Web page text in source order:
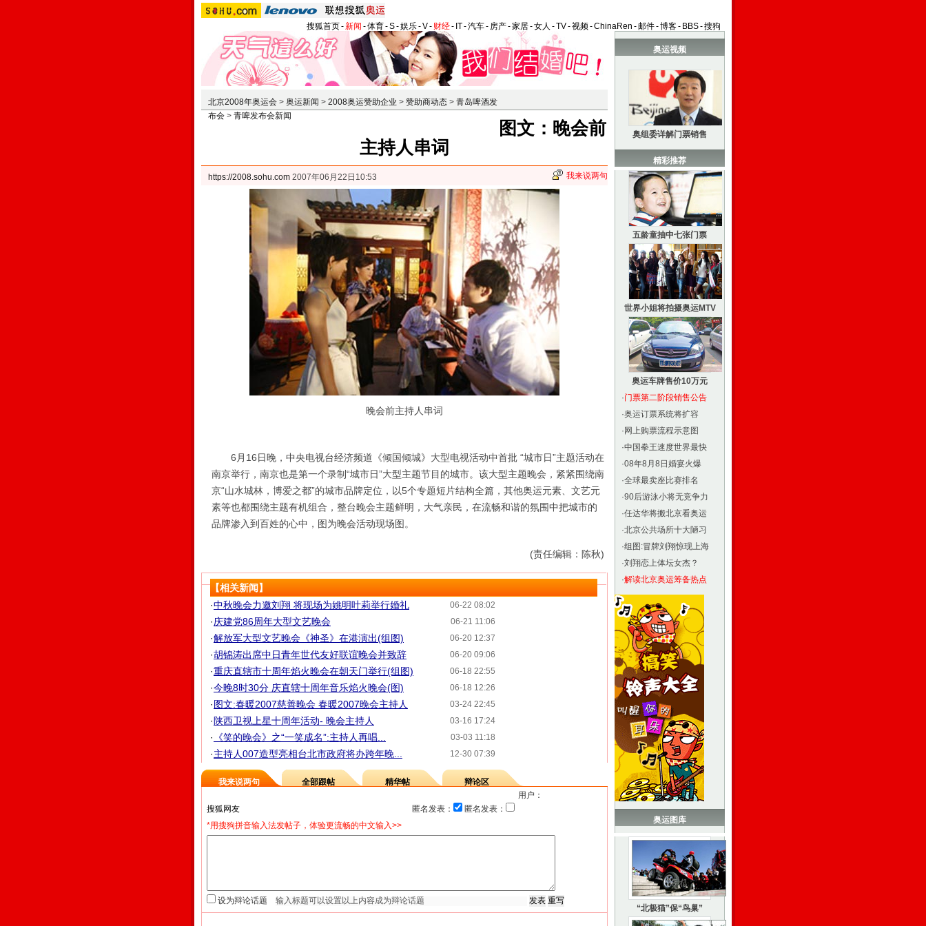
搜狐首页-新闻 -体育-S-娱乐-V- 财经- IT-汽车- 房产-家居-女人 -TV-视频-ChinaRen -邮件-博客- BBS-搜狗
北京2008年奥运会 > 奥运新闻 > 2008奥运赞助企业 > 赞助商动态 > 青岛啤酒发
布会 > 青啤发布会新闻
图文：晚会前
主持人串词
https://2008.sohu.com 2007年06月22日10:53 我来说两句
晚会前主持人串词
6月16日晚，中央电视台经济频道《倾国倾城》大型电视活动中首批 “城市日”主题活动在
南京举行，南京也是第一个录制“城市日”大型主题节目的城市。该大型主题晚会，紧紧围绕南
京“山水城林，博爱之都”的城市品牌定位，以5个专题短片结构全篇，其他奥运元素、文艺元
素等也都围绕主题有机组合，整台晚会主题鲜明，大气亲民，在流畅和谐的氛围中把城市的
品牌渗入到百姓的心中，图为晚会活动现场图。
(责任编辑：陈秋)
【相关新闻】
06-22 08:02
·中秋晚会力邀刘翔 将现场为姚明叶莉举行婚礼
06-21 11:06
·庆建党86周年大型文艺晚会
06-20 12:37
·解放军大型文艺晚会《神圣》在港演出(组图)
06-20 09:06
·胡锦涛出席中日青年世代友好联谊晚会并致辞
06-18 22:55
·重庆直辖市十周年焰火晚会在朝天门举行(组图)
06-18 12:26
·今晚8时30分 庆直辖十周年音乐焰火晚会(图)
03-24 22:45
·图文:春暖2007慈善晚会 春暖2007晚会主持人
03-16 17:24
· 陕西卫视上星十周年活动- 晚会主持人
03-03 11:18
· 《笑的晚会》之“一笑成名”:主持人再唱...
12-30 07:39
·主持人007造型亮相台北市政府将办跨年晚...
我来说两句 全部跟帖 精华帖
辩论区
用户：
匿名发表：
匿名发表：
*用搜狗拼音输入法发帖子，体验更流畅的中文输入>>
设为辩论话题
奥运视频
奥组委详解门票销售
精彩推荐
五龄童抽中七张门票
世界小姐将拍摄奥运MTV
奥运车牌售价10万元
·门票第二阶段销售公告
·奥运订票系统将扩容
· 网上购票流程示意图
·中国拳王速度世界最快
·08年8月8日婚宴火爆
·全球最卖座比赛排名
·90后游泳小将无竞争力
·任达华将搬北京看奥运
·北京公共场所十大陋习
·组图:冒牌刘翔惊现上海
·刘翔恋上体坛女杰？
·解读北京奥运筹备热点
奥运图库
“北极猫”保“鸟巢”